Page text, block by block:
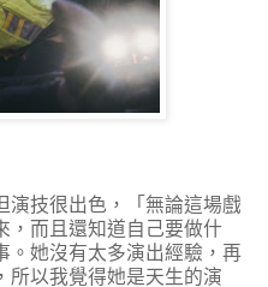
演技很出色，「無論這場戲
，而且還知道自己要做什
。她沒有太多演出經驗，再
所以我覺得她是天生的演